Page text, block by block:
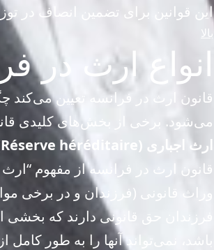
این قوانین برای تضمین انصاف در
بالا
انواع ارث در
قانون ارث در فرانسه تعیین
می‌شود. برخی از بخش‌های کلیدی
ارث اجباری (Réserve héréditaire)
قانون ارث در فرانسه از مفهوم “ارث
وراث قانونی (فرزندان و در برخی
فرزندان حق قانونی دارند که بخشی
باشد، نمی‌تواند آنها را به طور